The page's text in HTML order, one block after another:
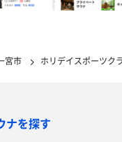
宮市 ホリデイスポーツク
ナを探す